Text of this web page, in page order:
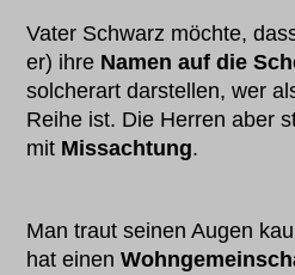
Vater Schwarz möchte,
er) ihre Namen auf die
solcherart darstellen, wer
Reihe ist. Die Herren aber
mit Missachtung.
Man traut seinen Augen
hat einen